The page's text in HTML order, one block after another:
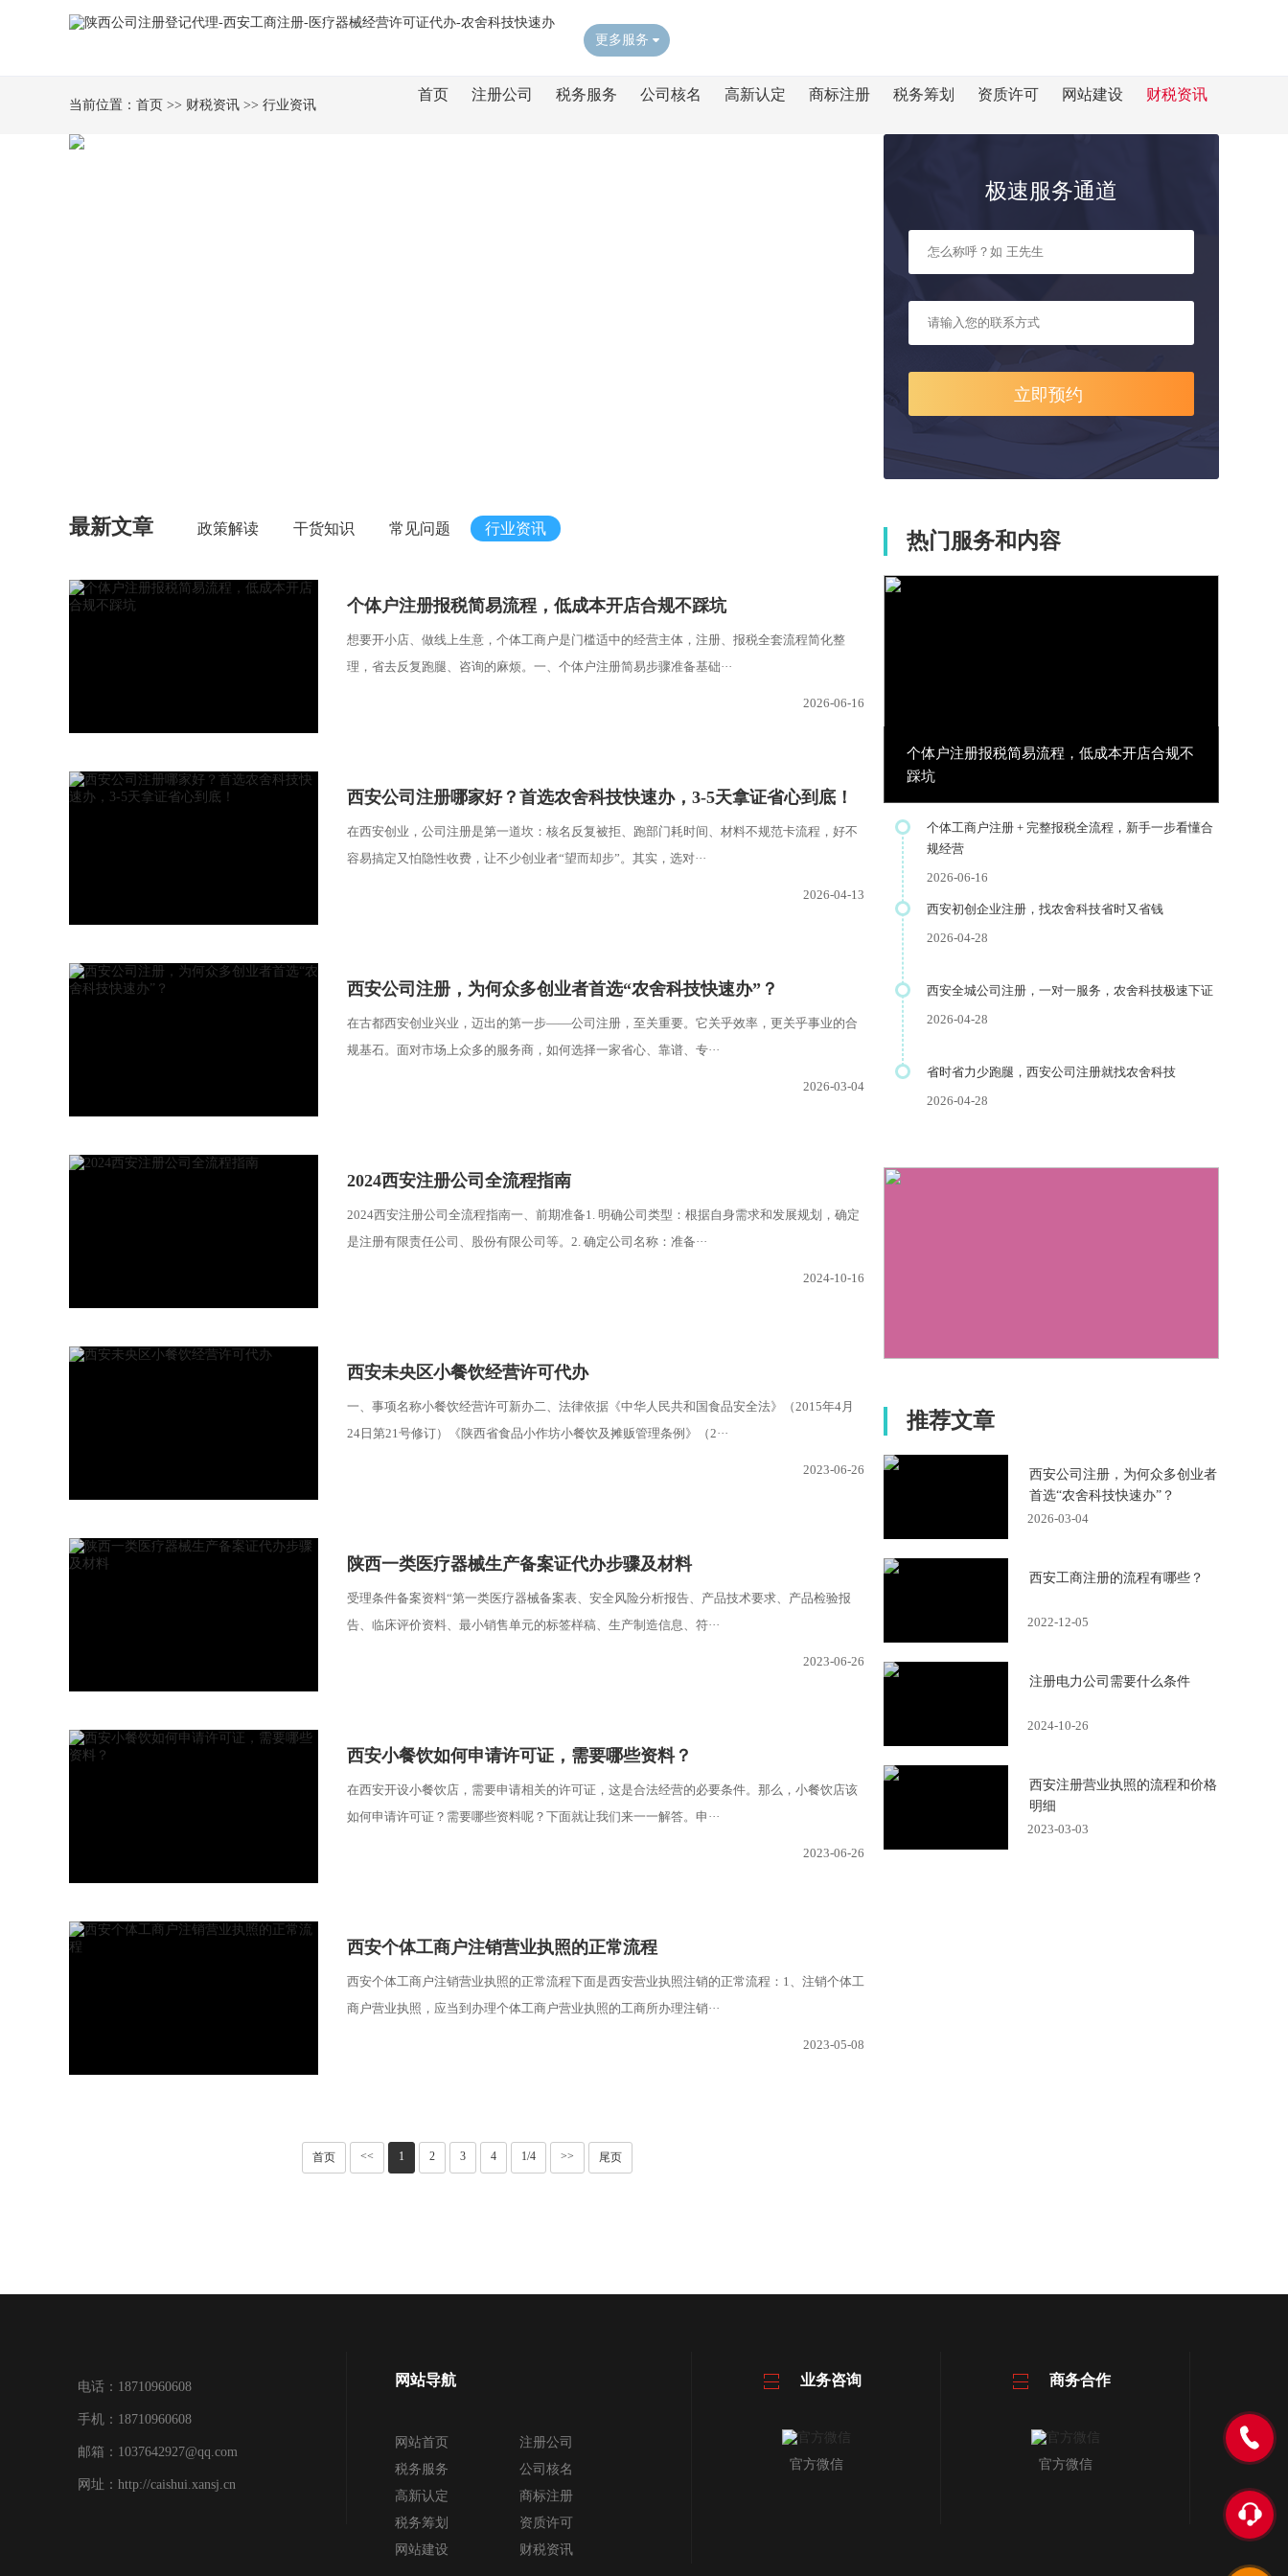
更多服务
首页 注册公司 税务服务 公司核名 高新认定 商标注册 税务筹划 资质许可 网站建设 财税资讯
当前位置： 首页 >> 财税资讯 >> 行业资讯
极速服务通道
最新文章 政策解读 干货知识 常见问题 行业资讯
个体户注册报税简易流程，低成本开店合规不踩坑
想要开小店、做线上生意，个体工商户是门槛适中的经营主体，注册、报税全套流程简化整
理，省去反复跑腿、咨询的麻烦。一、个体户注册简易步骤准备基础···
2026-06-16
西安公司注册哪家好？首选农舍科技快速办，3-5天拿证省心到底！
在西安创业，公司注册是第一道坎：核名反复被拒、跑部门耗时间、材料不规范卡流程，好不
容易搞定又怕隐性收费，让不少创业者“望而却步”。其实，选对···
2026-04-13
西安公司注册，为何众多创业者首选“农舍科技快速办”？
在古都西安创业兴业，迈出的第一步——公司注册，至关重要。它关乎效率，更关乎事业的合
规基石。面对市场上众多的服务商，如何选择一家省心、靠谱、专···
2026-03-04
2024西安注册公司全流程指南
2024西安注册公司全流程指南一、前期准备1. 明确公司类型：根据自身需求和发展规划，确定
是注册有限责任公司、股份有限公司等。2. 确定公司名称：准备···
2024-10-16
西安未央区小餐饮经营许可代办
一、事项名称小餐饮经营许可新办二、法律依据《中华人民共和国食品安全法》（2015年4月
24日第21号修订）《陕西省食品小作坊小餐饮及摊贩管理条例》（2···
2023-06-26
陕西一类医疗器械生产备案证代办步骤及材料
受理条件备案资料“第一类医疗器械备案表、安全风险分析报告、产品技术要求、产品检验报
告、临床评价资料、最小销售单元的标签样稿、生产制造信息、符···
2023-06-26
西安小餐饮如何申请许可证，需要哪些资料？
在西安开设小餐饮店，需要申请相关的许可证，这是合法经营的必要条件。那么，小餐饮店该
如何申请许可证？需要哪些资料呢？下面就让我们来一一解答。申···
2023-06-26
西安个体工商户注销营业执照的正常流程
西安个体工商户注销营业执照的正常流程下面是西安营业执照注销的正常流程：1、注销个体工
商户营业执照，应当到办理个体工商户营业执照的工商所办理注销···
2023-05-08
首页 << 1 2 3 4 1/4 >> 尾页
热门服务和内容
个体户注册报税简易流程，低成本开店合规不
踩坑
个体工商户注册 + 完整报税全流程，新手一步看懂合
规经营
2026-06-16
西安初创企业注册，找农舍科技省时又省钱
2026-04-28
西安全城公司注册，一对一服务，农舍科技极速下证
2026-04-28
省时省力少跑腿，西安公司注册就找农舍科技
2026-04-28
推荐文章
西安公司注册，为何众多创业者
首选“农舍科技快速办”？
2026-03-04
西安工商注册的流程有哪些？
2022-12-05
注册电力公司需要什么条件
2024-10-26
西安注册营业执照的流程和价格
明细
2023-03-03
电话：18710960608
手机：18710960608
邮箱：1037642927@qq.com
网址：http://caishui.xansj.cn
网站导航
网站首页
注册公司
税务服务
公司核名
高新认定
商标注册
税务筹划
资质许可
网站建设
财税资讯
业务咨询
官方微信
商务合作
官方微信